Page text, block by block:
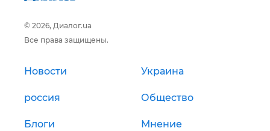
© 2026, Диалог.ua
Все права защищены.
Новости Украина
россия Общество
Блоги Мнение